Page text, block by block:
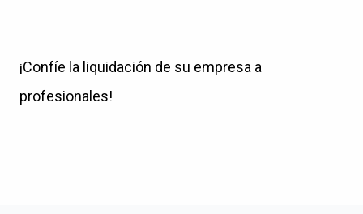
¡Confíe la liquidación de su empresa a
profesionales!